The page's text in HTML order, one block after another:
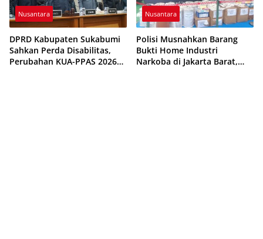
Nusantara
DPRD Kabupaten Sukabumi
Sahkan Perda Disabilitas,
Perubahan KUA-PPAS 2026
Nusantara
Polisi Musnahkan Barang
Bukti Home Industri
Narkoba di Jakarta Barat,